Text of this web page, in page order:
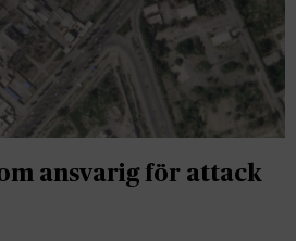
ansvarig för attack